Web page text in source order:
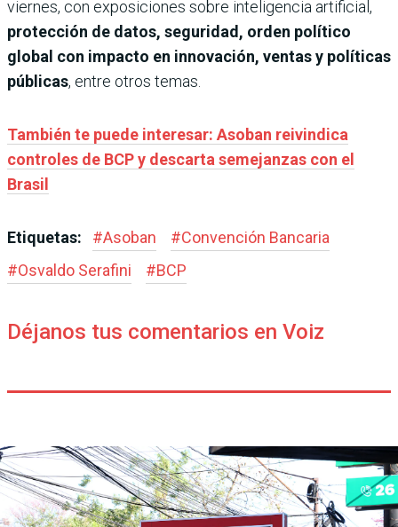
viernes, con exposiciones sobre inteligencia artificial,
protección de datos, seguridad, orden político
global con impacto en innovación, ventas y políticas
públicas, entre otros temas.
También te puede interesar: Asoban reivindica
controles de BCP y descarta semejanzas con el
Brasil
Etiquetas: #Asoban #Convención Bancaria
#Osvaldo Serafini #BCP
Déjanos tus comentarios en Voiz